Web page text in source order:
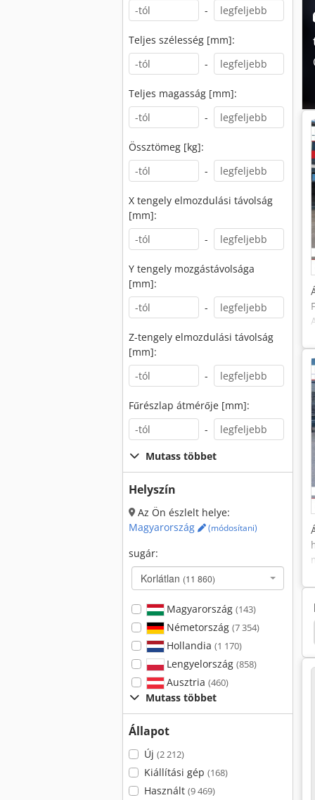
-
Teljes szélesség [mm]:
-
Teljes magasság [mm]:
-
Össztömeg [kg]:
-
X tengely elmozdulási távolság
[mm]:
-
Y tengely mozgástávolsága
[mm]:
-
Z-tengely elmozdulási távolság
[mm]:
-
Fűrészlap átmérője [mm]:
-
Mutass többet
Helyszín
Az Ön észlelt helye:
Magyarország
(módosítani)
sugár:
Korlátlan (11 860)
Magyarország (143)
Németország (7 354)
Hollandia (1 170)
Lengyelország (858)
Ausztria (460)
Mutass többet
Állapot
Új (2 212)
Kiállítási gép (168)
Használt (9 469)
Csúszás Kormányozni Rakodók